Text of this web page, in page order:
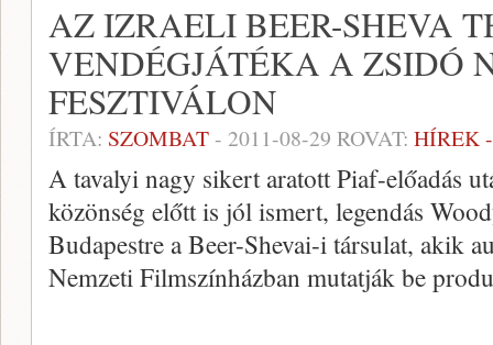
AZ IZRAELI BEER-SHEVA
VENDÉGJÁTÉKA A ZSIDÓ
FESZTIVÁLON
ÍRTA: SZOMBAT- 2011-08-29 ROVAT: HÍREK
A tavalyi nagy sikert aratott Piaf-előadás
közönség előtt is jól ismert, legendás
Budapestre a Beer-Shevai-i társulat, akik
Nemzeti Filmszínházban mutatják be